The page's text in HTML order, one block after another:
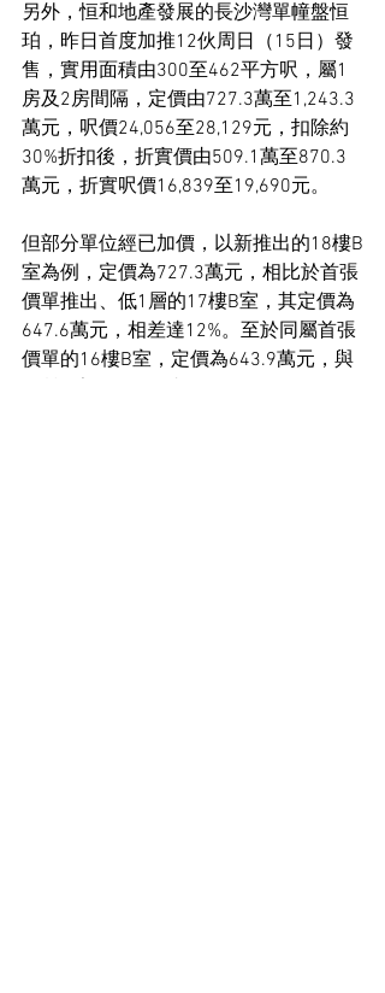
另外，恒和地產發展的長沙灣單幢盤恒
珀，昨日首度加推12伙周日（15日）發
售，實用面積由300至462平方呎，屬1
房及2房間隔，定價由727.3萬至1,243.3
萬元，呎價24,056至28,129元，扣除約
30%折扣後，折實價由509.1萬至870.3
萬元，折實呎價16,839至19,690元。
但部分單位經已加價，以新推出的18樓B
室為例，定價為727.3萬元，相比於首張
價單推出、低1層的17樓B室，其定價為
647.6萬元，相差達12%。至於同屬首張
價單的16樓B室，定價為643.9萬元，與